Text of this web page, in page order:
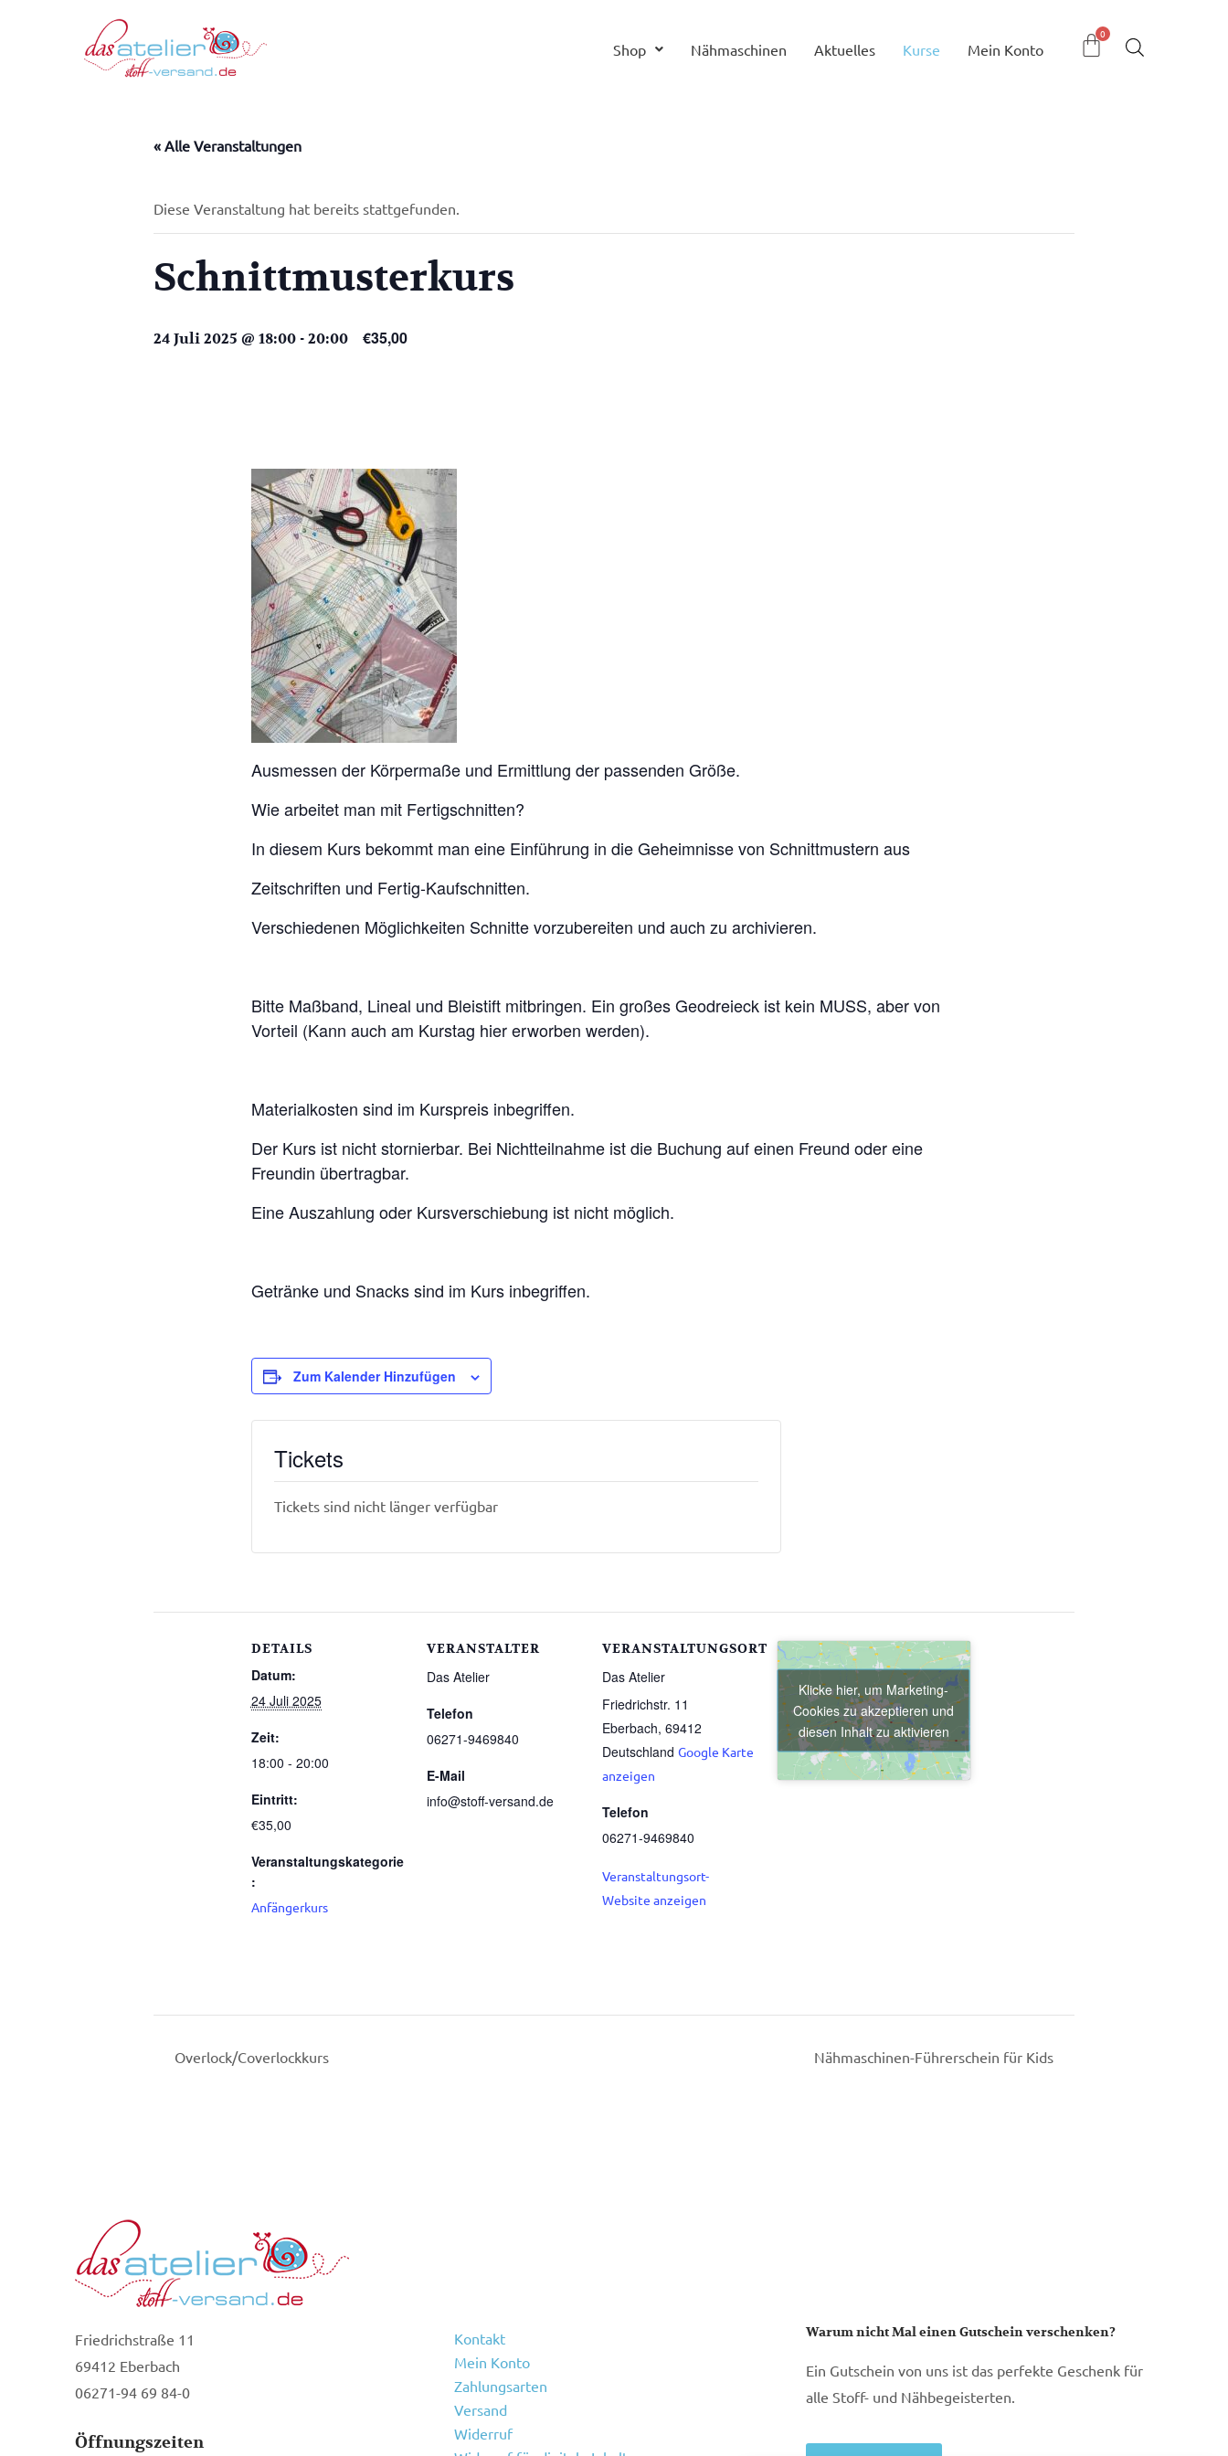
Shop Nähmaschinen Aktuelles Kurse Mein Konto
« Alle Veranstaltungen
Diese Veranstaltung hat bereits stattgefunden.
Schnittmusterkurs
24 Juli 2025 @ 18:00 - 20:00 €35,00
Ausmessen der Körpermaße und Ermittlung der passenden Größe.
Wie arbeitet man mit Fertigschnitten?
In diesem Kurs bekommt man eine Einführung in die Geheimnisse von Schnittmustern aus
Zeitschriften und Fertig-Kaufschnitten.
Verschiedenen Möglichkeiten Schnitte vorzubereiten und auch zu archivieren.
Bitte Maßband, Lineal und Bleistift mitbringen. Ein großes Geodreieck ist kein MUSS, aber von
Vorteil (Kann auch am Kurstag hier erworben werden).
Materialkosten sind im Kurspreis inbegriffen.
Der Kurs ist nicht stornierbar. Bei Nichtteilnahme ist die Buchung auf einen Freund oder eine
Freundin übertragbar.
Eine Auszahlung oder Kursverschiebung ist nicht möglich.
Getränke und Snacks sind im Kurs inbegriffen.
Zum Kalender Hinzufügen
DETAILS
Datum:
24 Juli 2025
Zeit:
18:00 - 20:00
Eintritt:
€35,00
Veranstaltungskategorie
:
Anfängerkurs
VERANSTALTER
Das Atelier
Telefon
06271-9469840
E-Mail
info@stoff-versand.de
VERANSTALTUNGSORT
Das Atelier
Friedrichstr. 11
Eberbach, 69412
Deutschland Google Karte
anzeigen
Telefon
06271-9469840
Veranstaltungsort-
Website anzeigen
Klicke hier, um Marketing-
Cookies zu akzeptieren und
diesen Inhalt zu aktivieren
Tickets
Tickets sind nicht länger verfügbar
Overlock/Coverlockkurs Nähmaschinen-Führerschein für Kids
Friedrichstraße 11
69412 Eberbach
06271-94 69 84-0
Öffnungszeiten
Kontakt
Mein Konto
Zahlungsarten
Versand
Widerruf
Warum nicht Mal einen Gutschein verschenken?
Ein Gutschein von uns ist das perfekte Geschenk für
alle Stoff- und Nähbegeisterten.